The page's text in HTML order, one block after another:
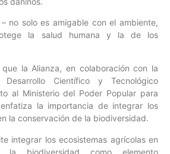
no solo es amigable con el ambiente,
la salud humana y la de los
la Alianza, en colaboración con la
Científico y Tecnológico
al Ministerio del Poder Popular para
la importancia de integrar los
la conservación de la biodiversidad.
integrar los ecosistemas agrícolas en
la biodiversidad como elemento